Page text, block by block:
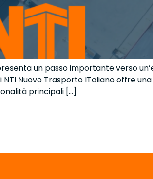
un passo importante verso
Nuovo Trasporto ITaliano offre
principali […]